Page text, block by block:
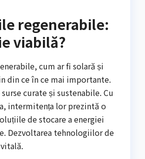
regenerabile:
viabilă?
cum ar fi solară și
din ce în ce mai importante.
curate și sustenabile. Cu
intermitența lor prezintă o
de stocare a energiei
Dezvoltarea tehnologiilor de